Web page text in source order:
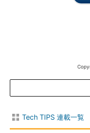
Tech TIPS 連載一覧